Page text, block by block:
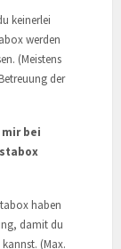
keinerlei
werden
(Meistens
der
bei
haben
damit du
(Max.